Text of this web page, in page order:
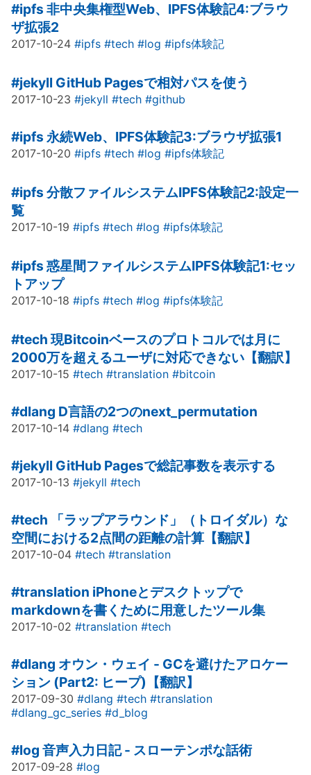
#ipfs 非中央集権型Web、IPFS体験記4:ブラウ
ザ拡張2
2017-10-24 #ipfs #tech #log #ipfs体験記
#jekyll GitHub Pagesで相対パスを使う
2017-10-23 #jekyll #tech #github
#ipfs 永続Web、IPFS体験記3:ブラウザ拡張1
2017-10-20 #ipfs #tech #log #ipfs体験記
#ipfs 分散ファイルシステムIPFS体験記2:設定一
覧
2017-10-19 #ipfs #tech #log #ipfs体験記
#ipfs 惑星間ファイルシステムIPFS体験記1:セッ
トアップ
2017-10-18 #ipfs #tech #log #ipfs体験記
#tech 現Bitcoinベースのプロトコルでは月に
2000万を超えるユーザに対応できない【翻訳】
2017-10-15 #tech #translation #bitcoin
#dlang D言語の2つのnext_permutation
2017-10-14 #dlang #tech
#jekyll GitHub Pagesで総記事数を表示する
2017-10-13 #jekyll #tech
#tech
「ラップアラウンド」（トロイダル）な
空間における2点間の距離の計算【翻訳】
2017-10-04 #tech #translation
#translation iPhoneとデスクトップで
markdownを書くために用意したツール集
2017-10-02 #translation #tech
#dlang オウン・ウェイ - GCを避けたアロケー
ション (Part2: ヒープ)【翻訳】
2017-09-30 #dlang #tech #translation
#dlang_gc_series #d_blog
#log 音声入力日記 - スローテンポな話術
2017-09-28 #log